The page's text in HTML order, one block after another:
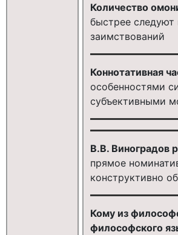
Количество
быстрее
заимствований
Коннотативная
особенностями
субъективными
В.В. Виноградов
прямое
конструктивно
Кому из
философского